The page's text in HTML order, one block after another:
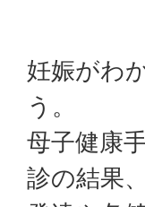
妊娠がわ
う。
母子健康
診の結果